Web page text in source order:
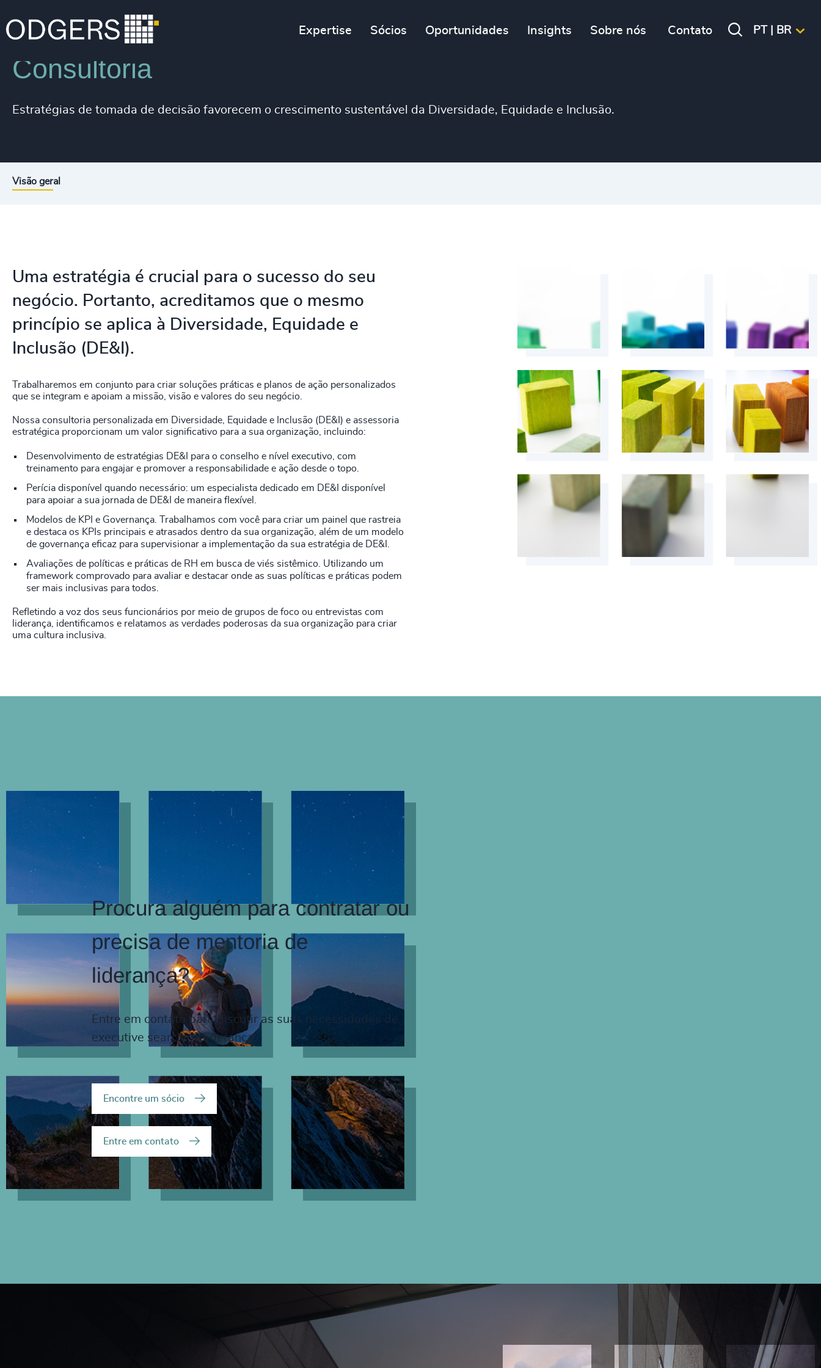
Expertise Sócios Oportunidades Insights Sobre nós Contato PT | BR
Serviços Consultoria em Diversidade e Inclusão
Consultoria
Estratégias de tomada de decisão favorecem o crescimento sustentável da Diversidade, Equidade e Inclusão.
Visão geral
Uma estratégia é crucial para o sucesso do seu
negócio. Portanto, acreditamos que o mesmo
princípio se aplica à Diversidade, Equidade e
Inclusão (DE&I).
Trabalharemos em conjunto para criar soluções práticas e planos de ação personalizados
que se integram e apoiam a missão, visão e valores do seu negócio.
Nossa consultoria personalizada em Diversidade, Equidade e Inclusão (DE&I) e assessoria
estratégica proporcionam um valor significativo para a sua organização, incluindo:
Desenvolvimento de estratégias DE&I para o conselho e nível executivo, com
treinamento para engajar e promover a responsabilidade e ação desde o topo.
Perícia disponível quando necessário: um especialista dedicado em DE&I disponível
para apoiar a sua jornada de DE&I de maneira flexível.
Modelos de KPI e Governança. Trabalhamos com você para criar um painel que rastreia
e destaca os KPIs principais e atrasados dentro da sua organização, além de um modelo
de governança eficaz para supervisionar a implementação da sua estratégia de DE&I.
Avaliações de políticas e práticas de RH em busca de viés sistêmico. Utilizando um
framework comprovado para avaliar e destacar onde as suas políticas e práticas podem
ser mais inclusivas para todos.
Refletindo a voz dos seus funcionários por meio de grupos de foco ou entrevistas com
liderança, identificamos e relatamos as verdades poderosas da sua organização para criar
uma cultura inclusiva.
Procura alguém para contratar ou
precisa de mentoria de
liderança?
Entre em contato para discutir as suas necessidades de
executive search ou liderança.
Encontre um sócio
Entre em contato